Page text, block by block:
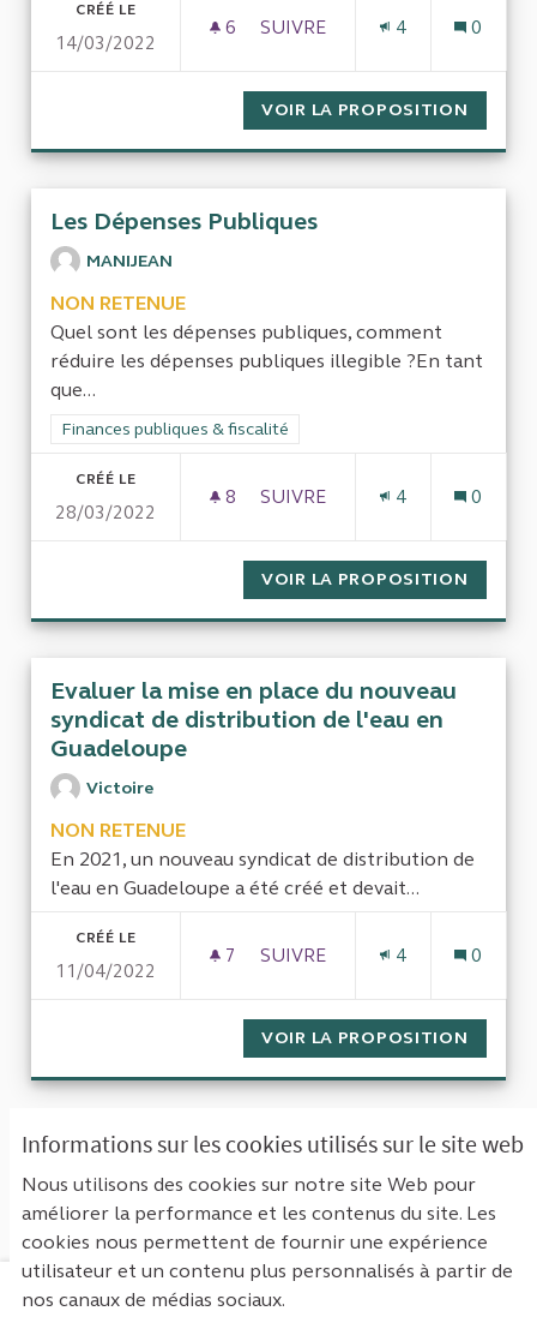
Informations sur les cookies utilisés sur le site web
Nous utilisons des cookies sur notre site Web pour
améliorer la performance et les contenus du site. Les
cookies nous permettent de fournir une expérience
utilisateur et un contenu plus personnalisés à partir de
nos canaux de médias sociaux.
CRÉÉ LE
14/03/2022
6 6 ABONNÉS
SUIVRE
4 0
VOIR LA PROPOSITION
Les Dépenses Publiques
MANIJEAN
NON RETENUE
Quel sont les dépenses publiques, comment
réduire les dépenses publiques illegible ?En tant
que...
Filtrer les résultats de la catégorie : Finances publiques &
Finances publiques & fiscalité
CRÉÉ LE
28/03/2022
8 8 ABONNÉS
SUIVRE
4 0
VOIR LA PROPOSITION
Evaluer la mise en place du nouveau
syndicat de distribution de l'eau en
Guadeloupe
Victoire
NON RETENUE
En 2021, un nouveau syndicat de distribution de
l'eau en Guadeloupe a été créé et devait...
CRÉÉ LE
11/04/2022
7 7 ABONNÉS
SUIVRE
4 0
VOIR LA PROPOSITION
« Première ‹ Précédent
Suivant ›
Dernière »
Voir toutes les propositions retirées
Mentions légales